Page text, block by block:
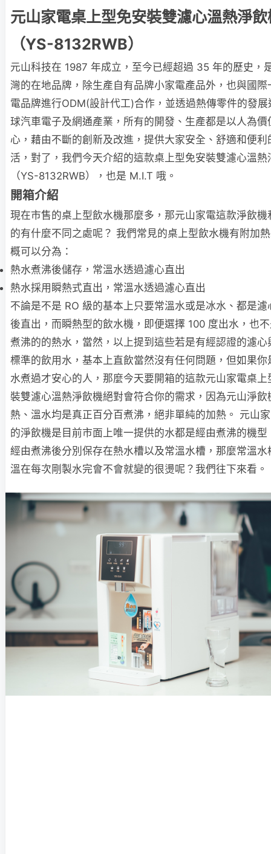
元山家電桌上型免安裝雙濾心溫熱淨飲
（YS-8132RWB）
元山科技在 1987 年成立，至今已經超過 35 年的歷史，
灣的在地品牌，除生產自有品牌小家電產品外，也與國際
電品牌進行ODM(設計代工)合作，並透過熱傳零件的發展
球汽車電子及網通產業，所有的開發、生產都是以人為價
心，藉由不斷的創新及改進，提供大家安全、舒適和便利
活，對了，我們今天介紹的這款桌上型免安裝雙濾心溫熱
（YS-8132RWB），也是 M.I.T 哦。
開箱介紹
現在市售的桌上型飲水機那麼多，那元山家電這款淨飲機
的有什麼不同之處呢？ 我們常見的桌上型飲水機有附加
概可以分為：
熱水煮沸後儲存，常溫水透過濾心直出
熱水採用瞬熱式直出，常溫水透過濾心直出
不論是不是 RO 級的基本上只要常溫水或是冰水、都是濾
後直出，而瞬熱型的飲水機，即便選擇 100 度出水，也
煮沸的的熱水，當然，以上提到這些若是有經認證的濾心
標準的飲用水，基本上直飲當然沒有任何問題，但如果你
水煮過才安心的人，那麼今天要開箱的這款元山家電桌上
裝雙濾心溫熱淨飲機絕對會符合你的需求，因為元山淨飲
熱、溫水均是真正百分百煮沸，絕非單純的加熱。 元山
的淨飲機是目前市面上唯一提供的水都是經由煮沸的機型
經由煮沸後分別保存在熱水槽以及常溫水槽，那麼常溫水
溫在每次剛製水完會不會就變的很燙呢？我們往下來看。